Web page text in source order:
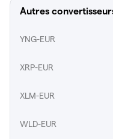
Autres
YNG-EUR
XRP-EUR
XLM-EUR
WLD-EUR